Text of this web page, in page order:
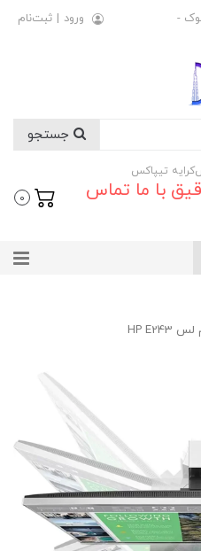
-
ورود | ثبت‌نام
با ما تماس
0